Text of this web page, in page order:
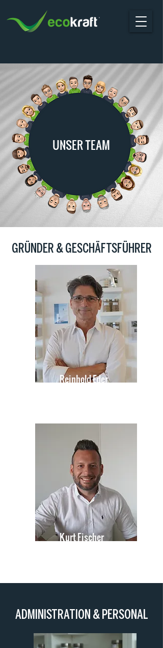
UNSER TEAM
GRÜNDER & GESCHÄFTSFÜHRER
Reinhold Eder
Kurt Fischer
ADMINISTRATION & PERSONAL